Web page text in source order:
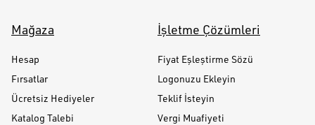
Mağaza
Hesap
Fırsatlar
Ücretsiz Hediyeler
Katalog Talebi
İşletme Çözümleri
Fiyat Eşleştirme Sözü
Logonuzu Ekleyin
Teklif İsteyin
Vergi Muafiyeti